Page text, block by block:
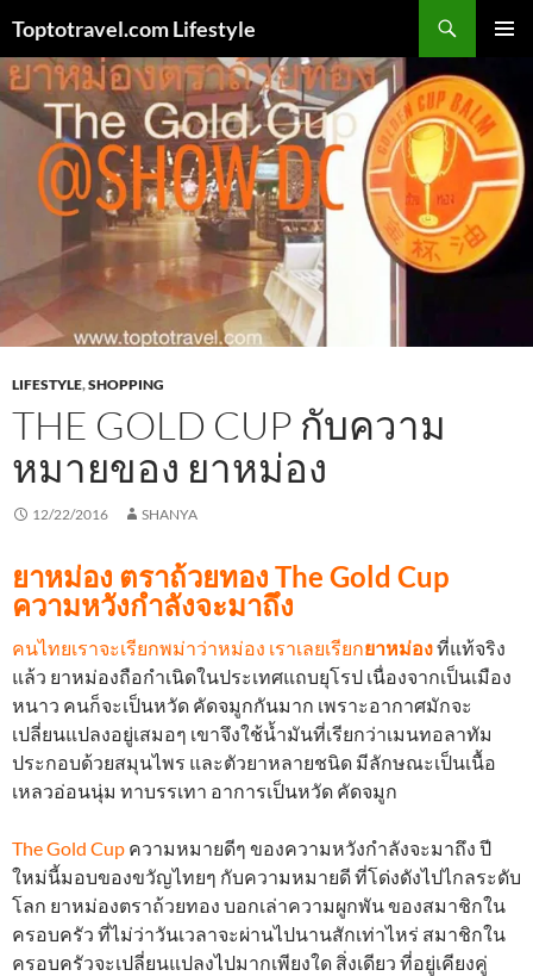
content
Toptotravel.com Lifestyle
MENU
LIFESTYLE,SHOPPING
THE GOLD CUP กับความ
หมายของ ยาหม่อง
12/22/2016 SHANYA
ยาหม่อง ตราถ้วยทอง The Gold Cup
ความหวังกำลังจะมาถึง
คนไทยเราจะเรียกพม่าว่าหม่อง เราเลยเรียกยาหม่องที่แท้จริง
แล้ว ยาหม่องถือกำเนิดในประเทศแถบยุโรป เนื่องจากเป็นเมือง
หนาว คนก็จะเป็นหวัด คัดจมูกกันมาก เพราะอากาศมักจะ
เปลี่ยนแปลงอยู่เสมอๆ เขาจึงใช้น้ำมันที่เรียกว่าเมนทอลาทัม
ประกอบด้วยสมุนไพร และตัวยาหลายชนิด มีลักษณะเป็นเนื้อ
เหลวอ่อนนุ่ม ทาบรรเทา อาการเป็นหวัด คัดจมูก
The Gold Cup ความหมายดีๆ ของความหวังกำลังจะมาถึง ปี
ใหม่นี้มอบของขวัญไทยๆ กับความหมายดี ที่โด่งดังไปไกลระดับ
โลก ยาหม่องตราถ้วยทอง บอกเล่าความผูกพัน ของสมาชิกใน
ครอบครัว ที่ไม่ว่าวันเวลาจะผ่านไปนานสักเท่าไหร่ สมาชิกใน
ครอบครัวจะเปลี่ยนแปลงไปมากเพียงใด สิ่งเดียว ที่อยู่เคียงคู่